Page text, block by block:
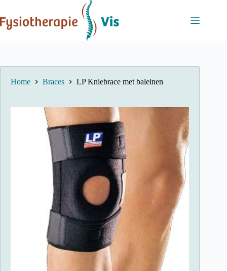
de
inhoud
Home Braces LP Kniebrace met baleinen